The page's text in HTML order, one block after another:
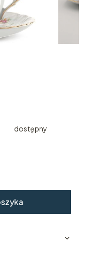
dostępny